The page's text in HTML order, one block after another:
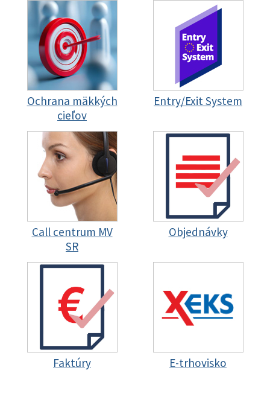
Ochrana mäkkých
cieľov
Entry/Exit System
Call centrum MV
SR
Objednávky
Faktúry E-trhovisko